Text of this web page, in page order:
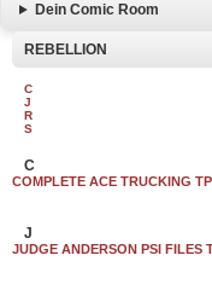
Dein Comic Room
REBELLION
C
J
R
S
C
COMPLETE ACE TRUCKING
J
JUDGE ANDERSON PSI FILES